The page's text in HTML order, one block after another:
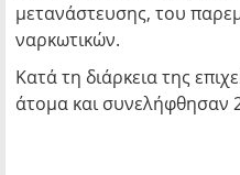
μετανάστευσης, του
ναρκωτικών.
Κατά τη διάρκεια της
άτομα και συνελήφθησαν